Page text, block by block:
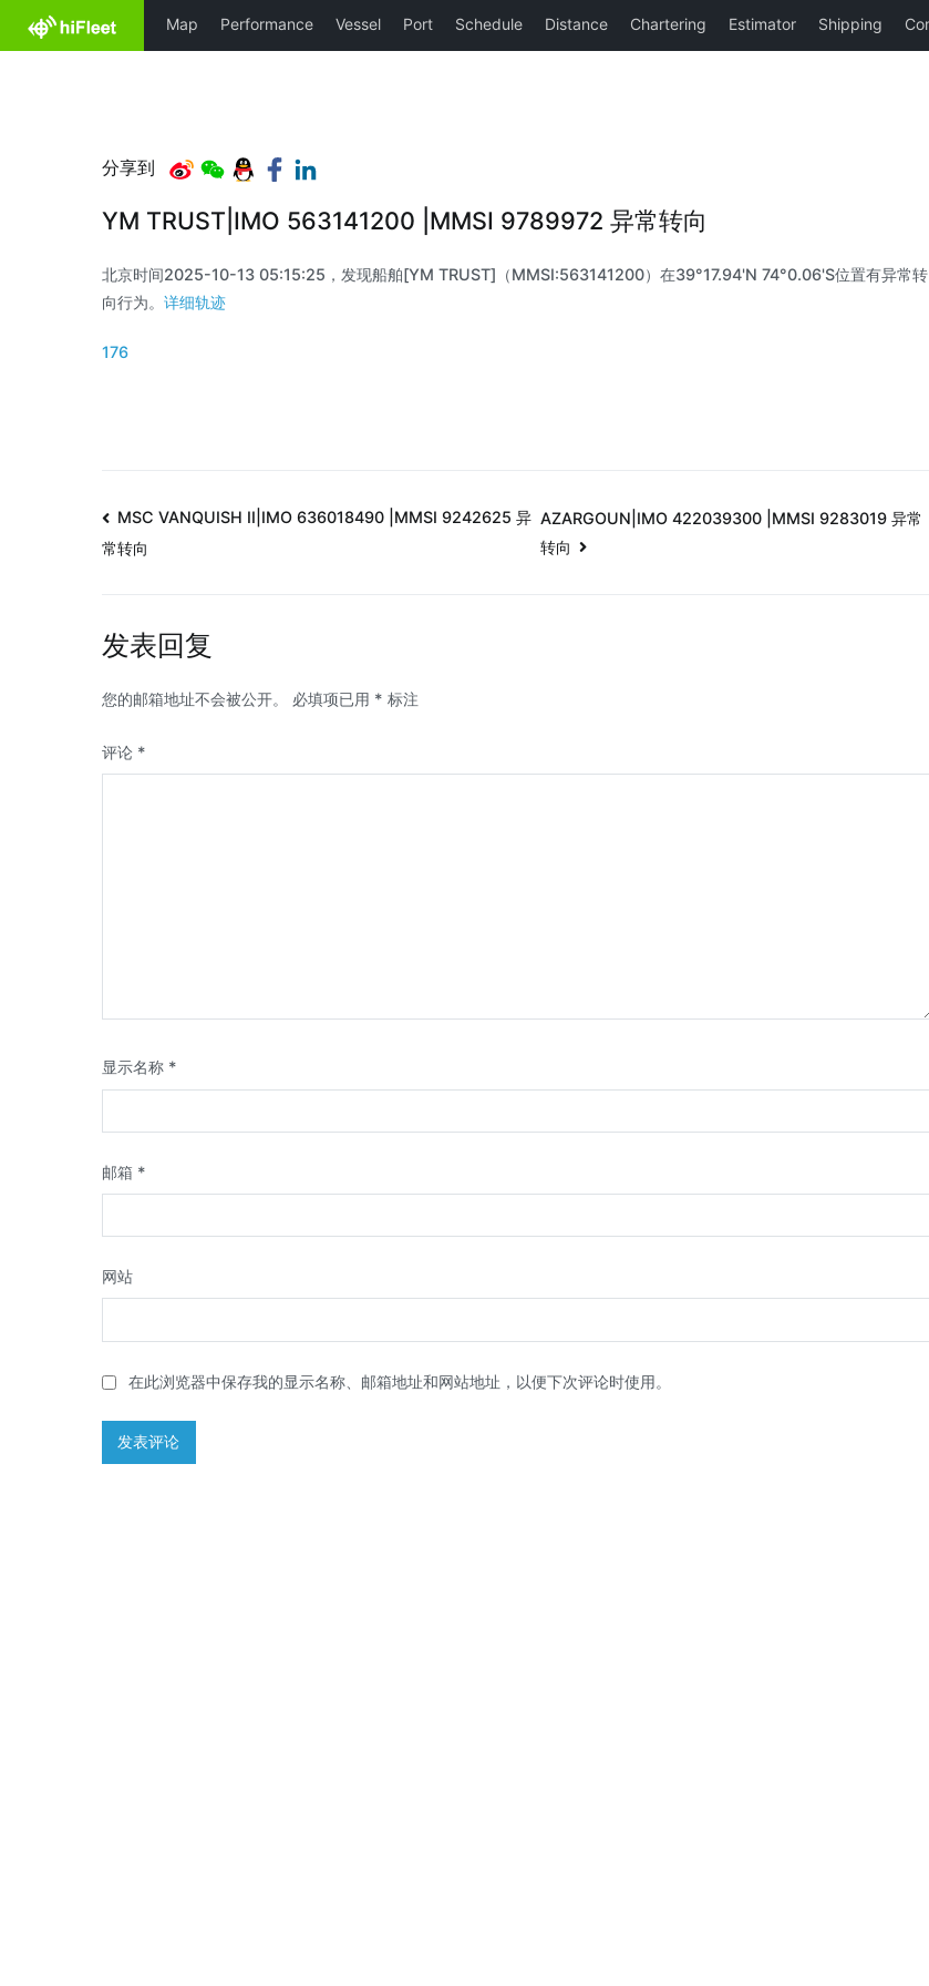
分享到
YM TRUST|IMO 563141200 |MMSI 9789972 异常转向
北京时间2025-10-13 05:15:25，发现船舶[YM TRUST]（MMSI:563141200）在39°17.94'N 74°0.06'S位置有异常转
向行为。 详细轨迹
176
MSC VANQUISH II|IMO 636018490 |MMSI 9242625 异
常转向
AZARGOUN|IMO 422039300 |MMSI 9283019 异常
转向
发表回复
您的邮箱地址不会被公开。 必填项已用 * 标注
评论 *
显示名称 *
邮箱 *
网站
在此浏览器中保存我的显示名称、邮箱地址和网站地址，以便下次评论时使用。